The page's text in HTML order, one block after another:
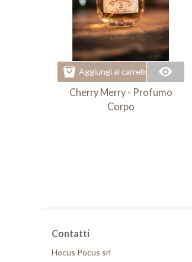
Aggiungi al carrello
Cherry Merry - Profumo
Corpo
Contatti
Hocus Pocus srl